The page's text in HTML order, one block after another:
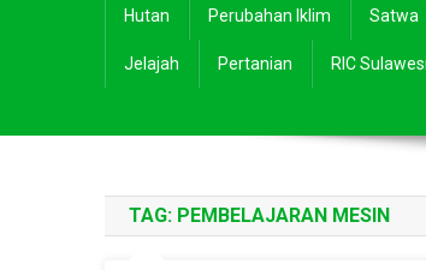
Hutan Perubahan Iklim Satwa
Jelajah Pertanian RIC Sulawesi
TAG: PEMBELAJARAN MESIN